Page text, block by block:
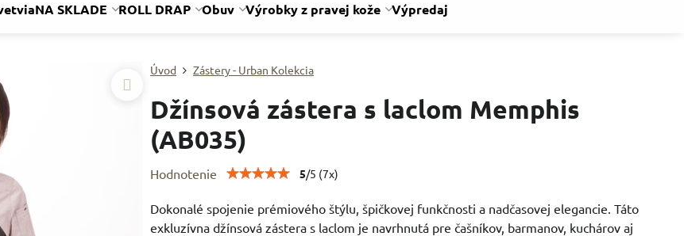
NA SKLADE ROLL DRAP Obuv Výrobky z pravej kože Výpredaj
Úvod Zástery - Urban Kolekcia
Džínsová zástera s laclom Memphis
(AB035)
Hodnotenie 5/5 (7x)
Dokonalé spojenie prémiového štýlu, špičkovej funkčnosti a nadčasovej elegancie. Táto
exkluzívna džínsová zástera s laclom je navrhnutá pre čašníkov, barmanov, kuchárov aj